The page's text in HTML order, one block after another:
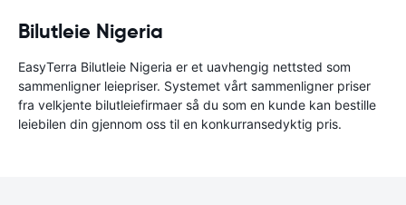
Bilutleie Nigeria
EasyTerra Bilutleie Nigeria er et uavhengig nettsted som
sammenligner leiepriser. Systemet vårt sammenligner priser
fra velkjente bilutleiefirmaer så du som en kunde kan bestille
leiebilen din gjennom oss til en konkurransedyktig pris.